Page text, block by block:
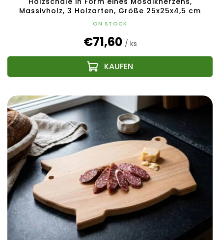
Massivholz, 3 Holzarten, Größe 25x25x4,5 cm
ON STOCK
€71,60 / ks